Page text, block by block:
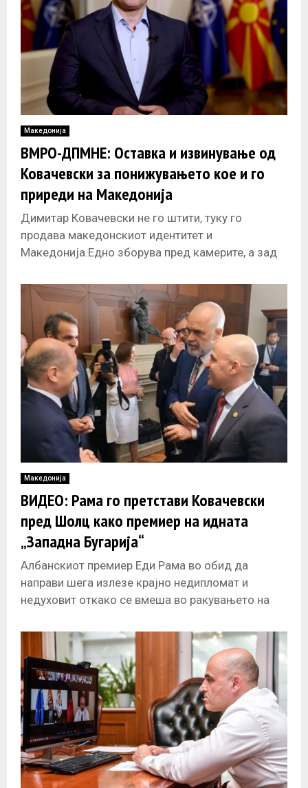
Македонија
ВМРО-ДПМНЕ: Оставка и извинување од
Ковачевски за понижувањето кое и го
приреди на Македонија
Димитар Ковачевски не го штити, туку го
продава македонскиот идентитет и
Македонија.Едно зборува пред камерите, а зад
Македонија
Македонија
ВИДЕО: Рама го претстави Ковачевски
пред Шолц како премиер на идната
„Западна Бугарија“
Албанскиот премиер Еди Рама во обид да
направи шега излезе крајно недипломат и
недуховит откако се вмеша во ракувањето на